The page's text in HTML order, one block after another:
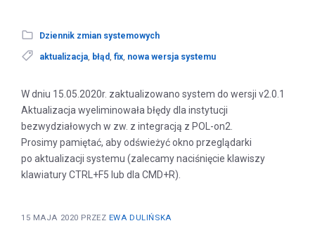
Dziennik zmian systemowych
aktualizacja, błąd, fix, nowa wersja systemu
W dniu 15.05.2020r. zaktualizowano system do wersji v2.0.1
Aktualizacja wyeliminowała błędy dla instytucji
bezwydziałowych w zw. z integracją z POL-on2.
Prosimy pamiętać, aby odświeżyć okno przeglądarki
po aktualizacji systemu (zalecamy naciśnięcie klawiszy
klawiatury CTRL+F5 lub dla CMD+R).
15 MAJA 2020 PRZEZ EWA DULIŃSKA